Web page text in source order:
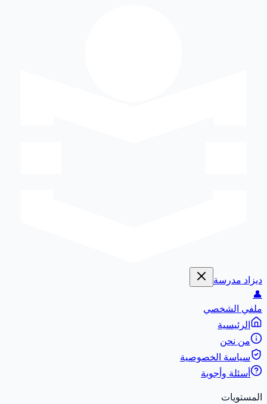
ديزاد مدرسة
👤
ملفي الشخصي
الرئيسية
من نحن
سياسة الخصوصية
أسئلة وأجوبة
المستويات